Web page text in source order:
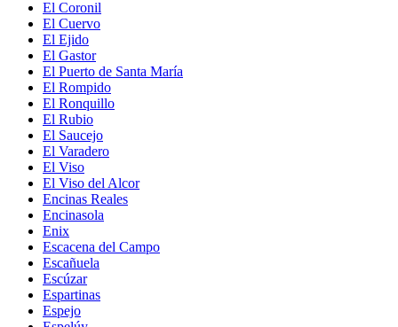
El Coronil
El Cuervo
El Ejido
El Gastor
El Puerto de Santa María
El Rompido
El Ronquillo
El Rubio
El Saucejo
El Varadero
El Viso
El Viso del Alcor
Encinas Reales
Encinasola
Enix
Escacena del Campo
Escañuela
Escúzar
Espartinas
Espejo